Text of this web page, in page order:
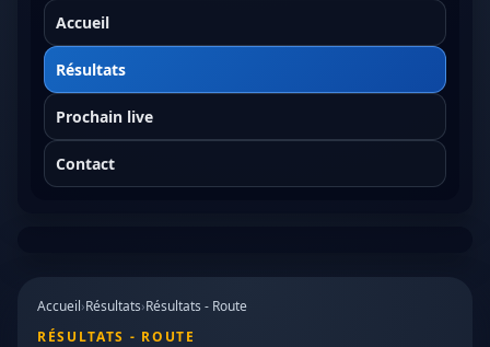
Accueil
Résultats
Prochain live
Contact
Accueil›Résultats›Résultats - Route
RÉSULTATS - ROUTE